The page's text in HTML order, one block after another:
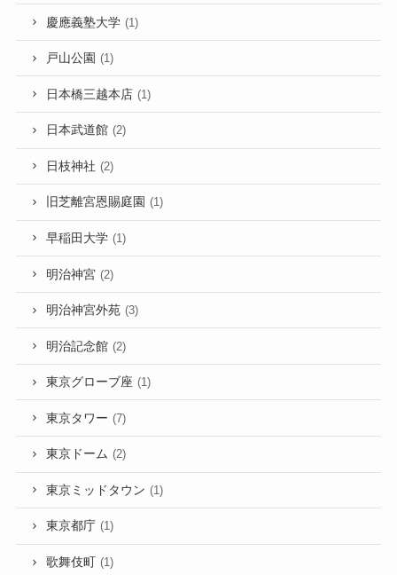
慶應義塾大学 (1)
戸山公園 (1)
日本橋三越本店 (1)
日本武道館 (2)
日枝神社 (2)
旧芝離宮恩賜庭園 (1)
早稲田大学 (1)
明治神宮 (2)
明治神宮外苑 (3)
明治記念館 (2)
東京グローブ座 (1)
東京タワー (7)
東京ドーム (2)
東京ミッドタウン (1)
東京都庁 (1)
歌舞伎町 (1)